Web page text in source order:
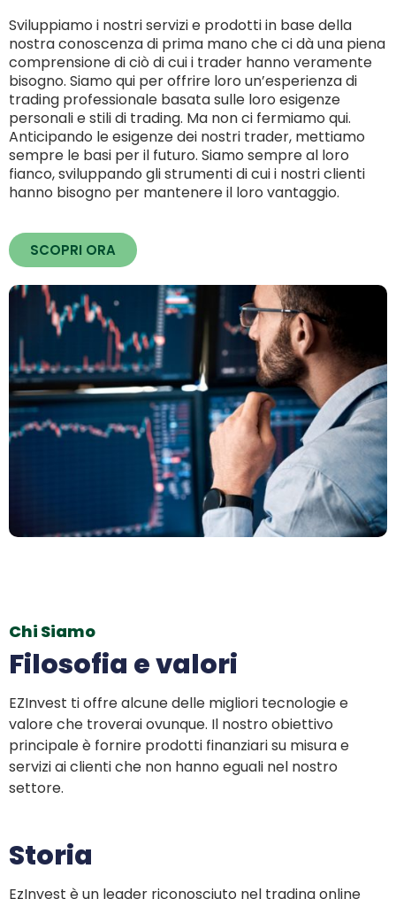
Sviluppiamo i nostri servizi e prodotti in base della
nostra conoscenza di prima mano che ci dà una piena
comprensione di ciò di cui i trader hanno veramente
bisogno. Siamo qui per offrire loro un’esperienza di
trading professionale basata sulle loro esigenze
personali e stili di trading. Ma non ci fermiamo qui.
Anticipando le esigenze dei nostri trader, mettiamo
sempre le basi per il futuro. Siamo sempre al loro
fianco, sviluppando gli strumenti di cui i nostri clienti
hanno bisogno per mantenere il loro vantaggio.
SCOPRI ORA
Chi Siamo
Filosofia e valori
EZInvest ti offre alcune delle migliori tecnologie e
valore che troverai ovunque. Il nostro obiettivo
principale è fornire prodotti finanziari su misura e
servizi ai clienti che non hanno eguali nel nostro
settore.
Storia
EzInvest è un leader riconosciuto nel trading online